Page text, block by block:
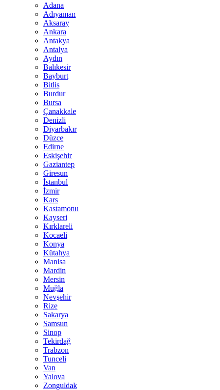
Adana
Adıyaman
Aksaray
Ankara
Antakya
Antalya
Aydın
Balıkesir
Bayburt
Bitlis
Burdur
Bursa
Çanakkale
Denizli
Diyarbakır
Düzce
Edirne
Eskişehir
Gaziantep
Giresun
İstanbul
İzmir
Kars
Kastamonu
Kayseri
Kırklareli
Kocaeli
Konya
Kütahya
Manisa
Mardin
Mersin
Muğla
Nevşehir
Rize
Sakarya
Samsun
Sinop
Tekirdağ
Trabzon
Tunceli
Van
Yalova
Zonguldak